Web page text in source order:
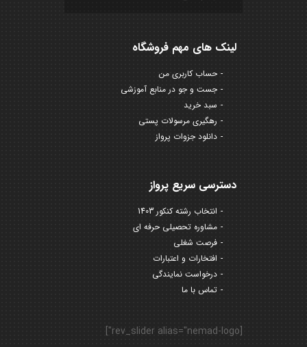
لینک های مهم فروشگاه
حساب کاربری من
جست و جو در منابع آموزشی
سبد خرید
رهگیری مرسولات پستی
دانلود جزوات پرواز
دسترسی سریع پرواز
انتخاب رشته کنکور 1403
مشاوره تحصیلی حرفه ای
فرصت شغلی
افتخارات و اعتبارات
درخواست نمایندگی
تماس با ما
[rev_slider alias="nemad-logo"]